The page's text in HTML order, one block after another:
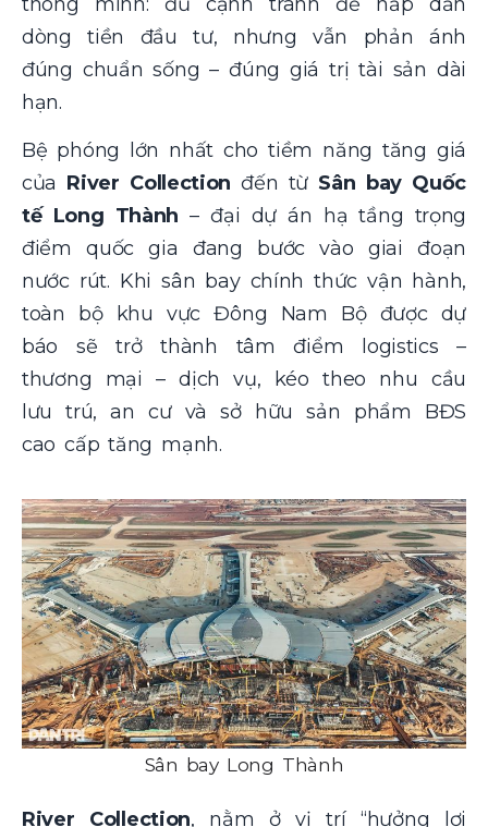
dòng tiền đầu tư, nhưng vẫn phản ánh
đúng chuẩn sống – đúng giá trị tài sản dài
hạn.
Bệ phóng lớn nhất cho tiềm năng tăng giá
của River Collection đến từ Sân bay Quốc
tế Long Thành – đại dự án hạ tầng trọng
điểm quốc gia đang bước vào giai đoạn
nước rút. Khi sân bay chính thức vận hành,
toàn bộ khu vực Đông Nam Bộ được dự
báo sẽ trở thành tâm điểm logistics –
thương mại – dịch vụ, kéo theo nhu cầu
lưu trú, an cư và sở hữu sản phẩm BĐS
cao cấp tăng mạnh.
Sân bay Long Thành
River Collection, nằm ở vị trí “hưởng lợi